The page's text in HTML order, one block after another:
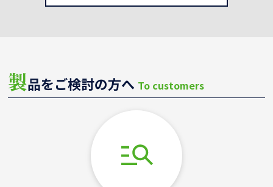
製品をご検討の方へ To customers